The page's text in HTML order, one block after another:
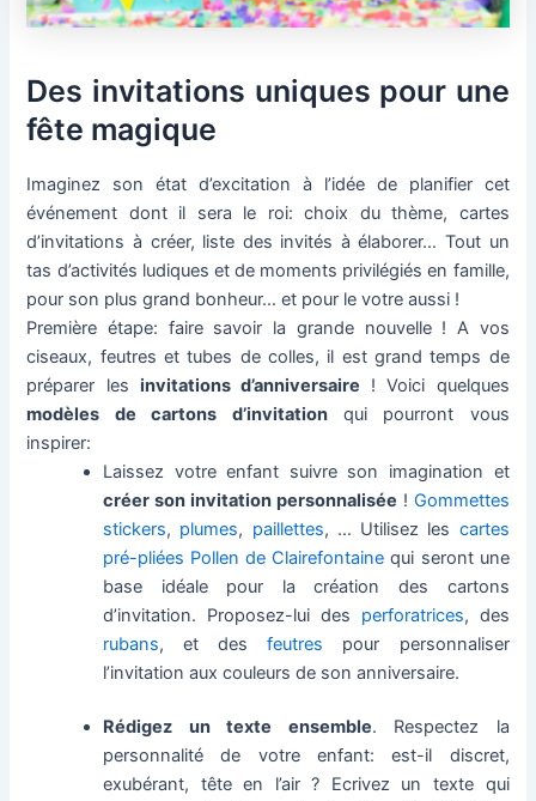
Des invitations uniques pour une
fête magique
Imaginez son état d’excitation à l’idée de planifier cet
événement dont il sera le roi: choix du thème, cartes
d’invitations à créer, liste des invités à élaborer… Tout un
tas d’activités ludiques et de moments privilégiés en famille,
pour son plus grand bonheur… et pour le votre aussi !
Première étape: faire savoir la grande nouvelle ! A vos
ciseaux, feutres et tubes de colles, il est grand temps de
préparer les invitations d’anniversaire ! Voici quelques
modèles de cartons d’invitationqui pourront vous
inspirer:
Laissez votre enfant suivre son imagination et
créer son invitation personnalisée ! Gommettes
stickers, plumes, paillettes, … Utilisez les cartes
pré-pliées Pollen de Clairefontaine qui seront une
base idéale pour la création des cartons
d’invitation. Proposez-lui des perforatrices, des
rubans, et desfeutres pour personnaliser
l’invitation aux couleurs de son anniversaire.
Rédigez un texte ensemble. Respectez la
personnalité de votre enfant: est-il discret,
exubérant, tête en l’air ? Ecrivez un texte qui